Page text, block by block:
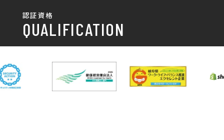
パンフレット制作・デザイン
パッケージ制作・デザイン
各種デザイン制作
動画/写真
封筒
アパレル
SDGsへの取り組み
DXへの取り組み
DX研修
務所
中部電力パワーグリッ
ド株式会社 岐阜支社
ネットワーク大学コン
ソーシアム岐阜
組合
岐阜県自動車車体整備
協同組合
瑞穂市商工会
株式会社 絆
認証資格
QUALIFICATION